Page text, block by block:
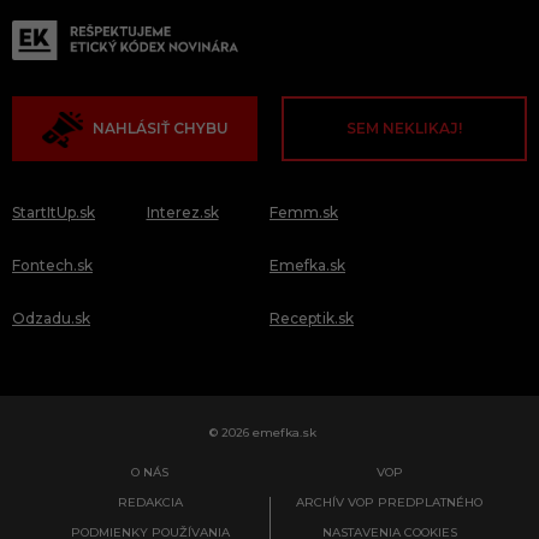
NAHLÁSIŤ CHYBU SEM NEKLIKAJ!
StartItUp.sk
Fontech.sk
Odzadu.sk
Interez.sk Femm.sk
Emefka.sk
Receptik.sk
© 2026 emefka.sk
O NÁS
REDAKCIA
PODMIENKY POUŽÍVANIA
VOP
ARCHÍV VOP PREDPLATNÉHO
NASTAVENIA COOKIES